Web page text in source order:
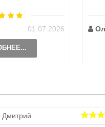
01.07.2026
Дмитрий